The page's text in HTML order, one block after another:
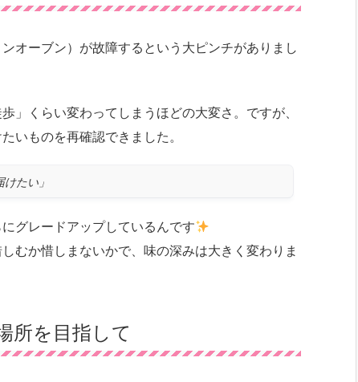
オーブン）が故障するという大ピンチがありまし
」くらい変わってしまうほどの大変さ。ですが、
いものを再確認できました。
たい」
グレードアップしているんです
むか惜しまないかで、味の深みは大きく変わりま
所を目指して